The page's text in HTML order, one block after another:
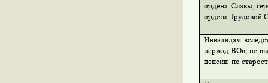
ордена Славы,
ордена Трудовой
Инвалидам
период ВОв, не
пенсии по